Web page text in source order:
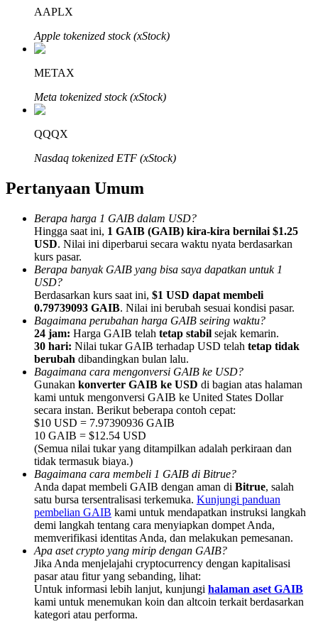
Mitra Bitrue
Hingga 65% Komisi!
Referensi
Undang teman untuk mendapatkan imbalan tunai
Deposit CASHCAT & Win
Deposit CASHCAT & Win
Share 500000 CASHCAT prize pool
AAPLX
Apple tokenized stock (xStock)
METAX
Meta tokenized stock (xStock)
QQQX
Nasdaq tokenized ETF (xStock)
Pertanyaan Umum
Berapa harga 1 GAIB dalam USD?
Hingga saat ini, 1 GAIB (GAIB) kira-kira bernilai $1.25
USD. Nilai ini diperbarui secara waktu nyata berdasarkan
kurs pasar.
Berapa banyak GAIB yang bisa saya dapatkan untuk 1
USD?
Berdasarkan kurs saat ini, $1 USD dapat membeli
0.79739093 GAIB. Nilai ini berubah sesuai kondisi pasar.
Bagaimana perubahan harga GAIB seiring waktu?
24 jam: Harga GAIB telah tetap stabil sejak kemarin.
30 hari: Nilai tukar GAIB terhadap USD telah tetap tidak
berubah dibandingkan bulan lalu.
Bagaimana cara mengonversi GAIB ke USD?
Gunakan konverter GAIB ke USD di bagian atas halaman
kami untuk mengonversi GAIB ke United States Dollar
secara instan. Berikut beberapa contoh cepat:
$10 USD = 7.97390936 GAIB
10 GAIB = $12.54 USD
(Semua nilai tukar yang ditampilkan adalah perkiraan dan
tidak termasuk biaya.)
Bagaimana cara membeli 1 GAIB di Bitrue?
Anda dapat membeli GAIB dengan aman di Bitrue, salah
satu bursa tersentralisasi terkemuka. Kunjungi panduan
pembelian GAIB kami untuk mendapatkan instruksi langkah
demi langkah tentang cara menyiapkan dompet Anda,
memverifikasi identitas Anda, dan melakukan pemesanan.
Apa aset crypto yang mirip dengan GAIB?
Jika Anda menjelajahi cryptocurrency dengan kapitalisasi
pasar atau fitur yang sebanding, lihat:
Untuk informasi lebih lanjut, kunjungi halaman aset GAIB
kami untuk menemukan koin dan altcoin terkait berdasarkan
kategori atau performa.